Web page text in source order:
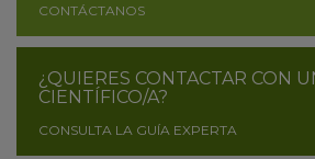
CONTÁCTANOS
¿QUIERES CONTACTAR CON
CIENTÍFICO/A?
CONSULTA LA GUÍA EXPERTA